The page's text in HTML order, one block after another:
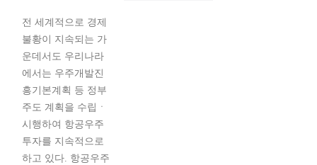
전 세계적으로 경제
불황이 지속되는 가
운데서도 우리나라
에서는 우주개발진
흥기본계획 등 정부
주도 계획을 수립ㆍ
시행하여 항공우주
투자를 지속적으로
하고 있다. 항공우주